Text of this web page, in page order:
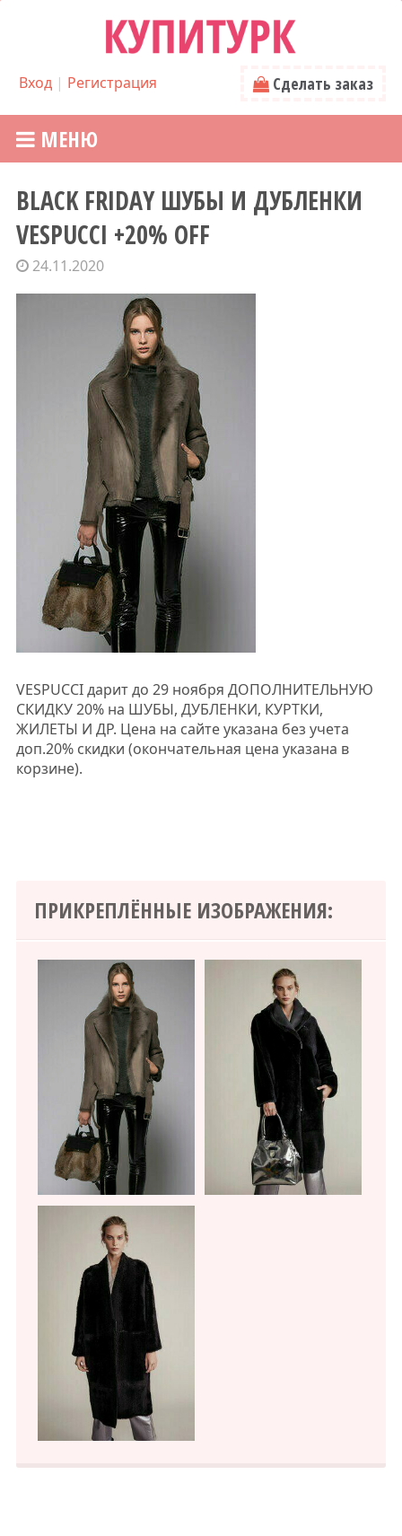
Вход| Регистрация Сделать заказ
МЕНЮ
BLACK FRIDAY ШУБЫ И ДУБЛЕНКИ
VESPUCCI +20% OFF
24.11.2020
VESPUCCI дарит до 29 ноября ДОПОЛНИТЕЛЬНУЮ
СКИДКУ 20% на ШУБЫ, ДУБЛЕНКИ, КУРТКИ,
ЖИЛЕТЫ И ДР. Цена на сайте указана без учета
доп.20% скидки (окончательная цена указана в
корзине).
ПРИКРЕПЛЁННЫЕ ИЗОБРАЖЕНИЯ: